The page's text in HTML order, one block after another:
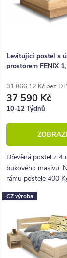
o
d
u
k
t
ů
r
o
d
u
k
t
ů
Levitující postel s
prostorem FENIX
31 066,12 Kč bez
37 590 Kč
10-12 Týdnů
Dřevěná postel z 4
bukového masivu.
rámu postele 400
Povrchová úprava
odstín Jantar. Pevná
CZ výroba